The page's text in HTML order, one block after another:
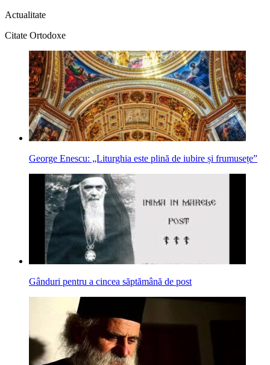
Actualitate
Citate Ortodoxe
George Enescu: „Liturghia este plină de iubire și frumusețe”
Gânduri pentru a cincea săptămână de post